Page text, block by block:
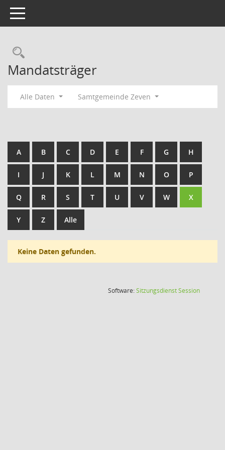
Toggle navigation
Rechercheauswahl
Mandatsträger
Alle Daten Samtgemeinde Zeven
A B C D E F G H
I J K L M N O P
Q R S T U V W X
Y Z Alle
Keine Daten gefunden.
Software:SitzungsdienstSession(Wird in